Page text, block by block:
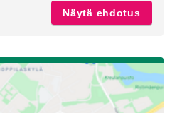
Näytä ehdotus